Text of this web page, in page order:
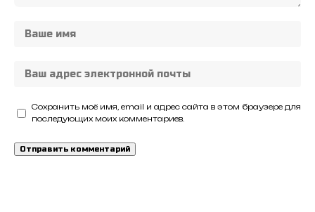
Сохранить моё имя, email и адрес сайта в этом браузере для
последующих моих комментариев.